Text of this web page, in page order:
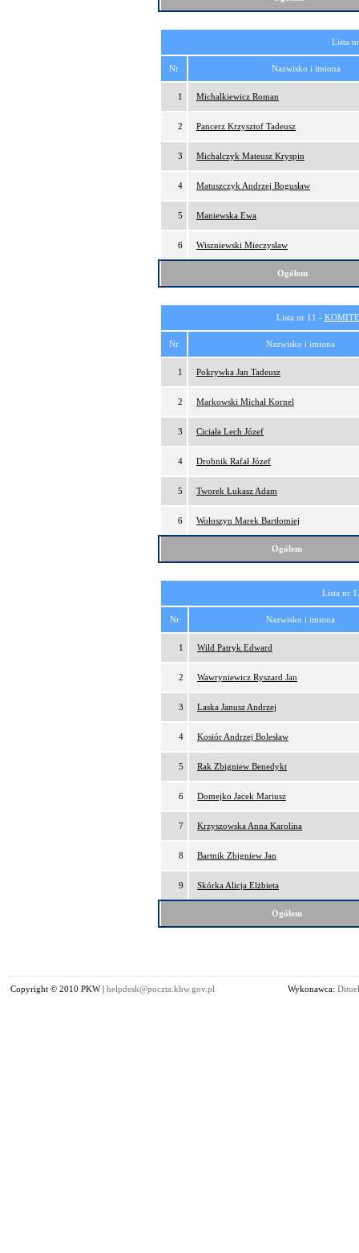
Lista
Nr Nazwisko i imiona
1 Michalkiewicz Roman
2 Pancerz Krzysztof Tadeusz
3 Michalczyk Mateusz Kryspin
4 Matuszczyk Andrzej Bogusław
5 Maniewska Ewa
6 Wiszniewski Mieczysław
Ogółem
Lista nr 11 -
Nr Nazwisko i imiona
1 Pokrywka Jan Tadeusz
2 Markowski Michał Kornel
3 Ciciała Lech Józef
4 Drobnik Rafał Józef
5 Tworek Łukasz Adam
6 Wołoszyn Marek Bartłomiej
Ogółem
Lista nr
Nr Nazwisko i imiona
1 Wild Patryk Edward
2 Wawryniewicz Ryszard Jan
3 Laska Janusz Andrzej
4 Kosiór Andrzej Bolesław
5 Rak Zbigniew Benedykt
6 Domejko Jacek Mariusz
7 Krzyszowska Anna Karolina
8 Bartnik Zbigniew Jan
9 Skórka Alicja Elżbieta
Ogółem
Copyright © 2010 PKW | helpdesk@poczta.kbw.gov.pl Wykonawca: